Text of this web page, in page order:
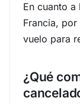
En cuanto
Francia,
vuelo para
¿Qué